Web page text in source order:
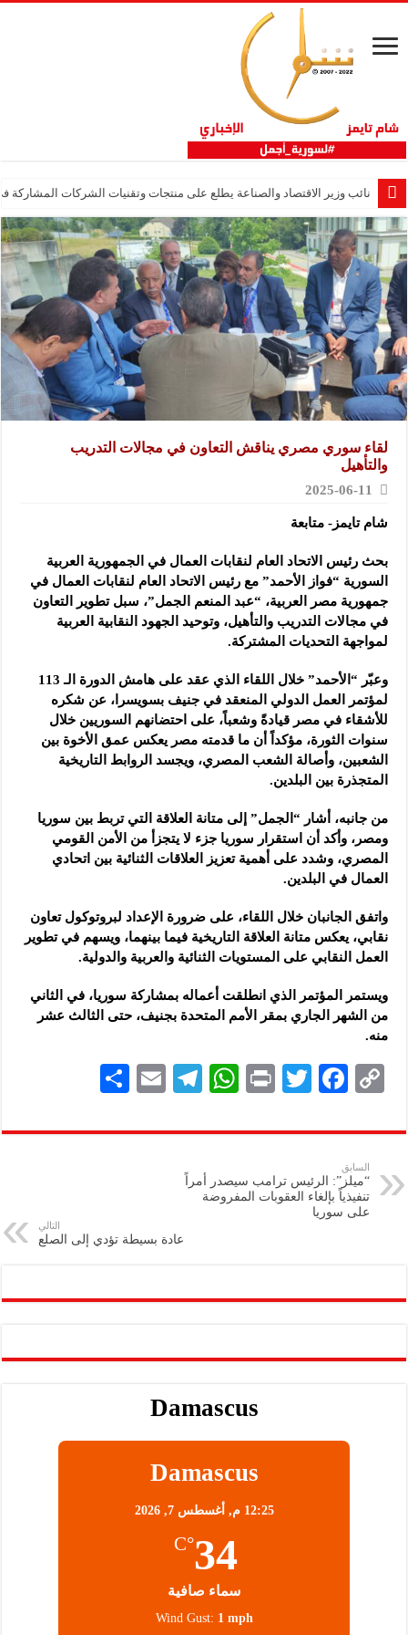
نائب وزير الاقتصاد والصناعة يطلع على منتجات وتقنيات الشركات المشاركة في
لقاء سوري مصري يناقش التعاون في مجالات التدريب
والتأهيل
2025-06-11
شام تايمز- متابعة
بحث رئيس الاتحاد العام لنقابات العمال في الجمهورية العربية
السورية “فواز الأحمد” مع رئيس الاتحاد العام لنقابات العمال في
جمهورية مصر العربية، “عبد المنعم الجمل”، سبل تطوير التعاون
في مجالات التدريب والتأهيل، وتوحيد الجهود النقابية العربية
لمواجهة التحديات المشتركة.
وعبّر “الأحمد” خلال اللقاء الذي عقد على هامش الدورة الـ 113
لمؤتمر العمل الدولي المنعقد في جنيف بسويسرا، عن شكره
للأشقاء في مصر قيادةً وشعباً، على احتضانهم السوريين خلال
سنوات الثورة، مؤكداً أن ما قدمته مصر يعكس عمق الأخوة بين
الشعبين، وأصالة الشعب المصري، ويجسد الروابط التاريخية
المتجذرة بين البلدين.
من جانبه، أشار “الجمل” إلى متانة العلاقة التي تربط بين سوريا
ومصر، وأكد أن استقرار سوريا جزء لا يتجزأ من الأمن القومي
المصري، وشدد على أهمية تعزيز العلاقات الثنائية بين اتحادي
العمال في البلدين.
واتفق الجانبان خلال اللقاء، على ضرورة الإعداد لبروتوكول تعاون
نقابي، يعكس متانة العلاقة التاريخية فيما بينهما، ويسهم في تطوير
العمل النقابي على المستويات الثنائية والعربية والدولية.
ويستمر المؤتمر الذي انطلقت أعماله بمشاركة سوريا، في الثاني
من الشهر الجاري بمقر الأمم المتحدة بجنيف، حتى الثالث عشر
منه.
C
p
y
Li
n
F
eb
k
T
tt
P
nt
W
at
s
A
Te
gr
E
ai
ar
السابق
“ميلز”: الرئيس ترامب سيصدر أمراً
تنفيذياً بإلغاء العقوبات المفروضة
على سوريا
التالي
عادة بسيطة تؤدي إلى الصلع
Damascus
Damascus
12:25 م, أغسطس 7, 2026
34
°C
سماء صافية
Wind Gust: 1 mph